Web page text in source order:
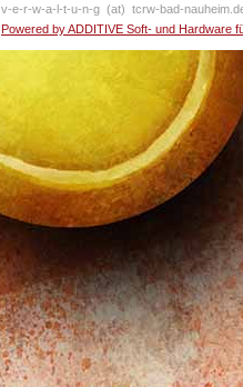
v-e-r-w-a-l-t-u-n-g (at) tcrw-bad-
Powered by ADDITIVE Soft- und Hardware